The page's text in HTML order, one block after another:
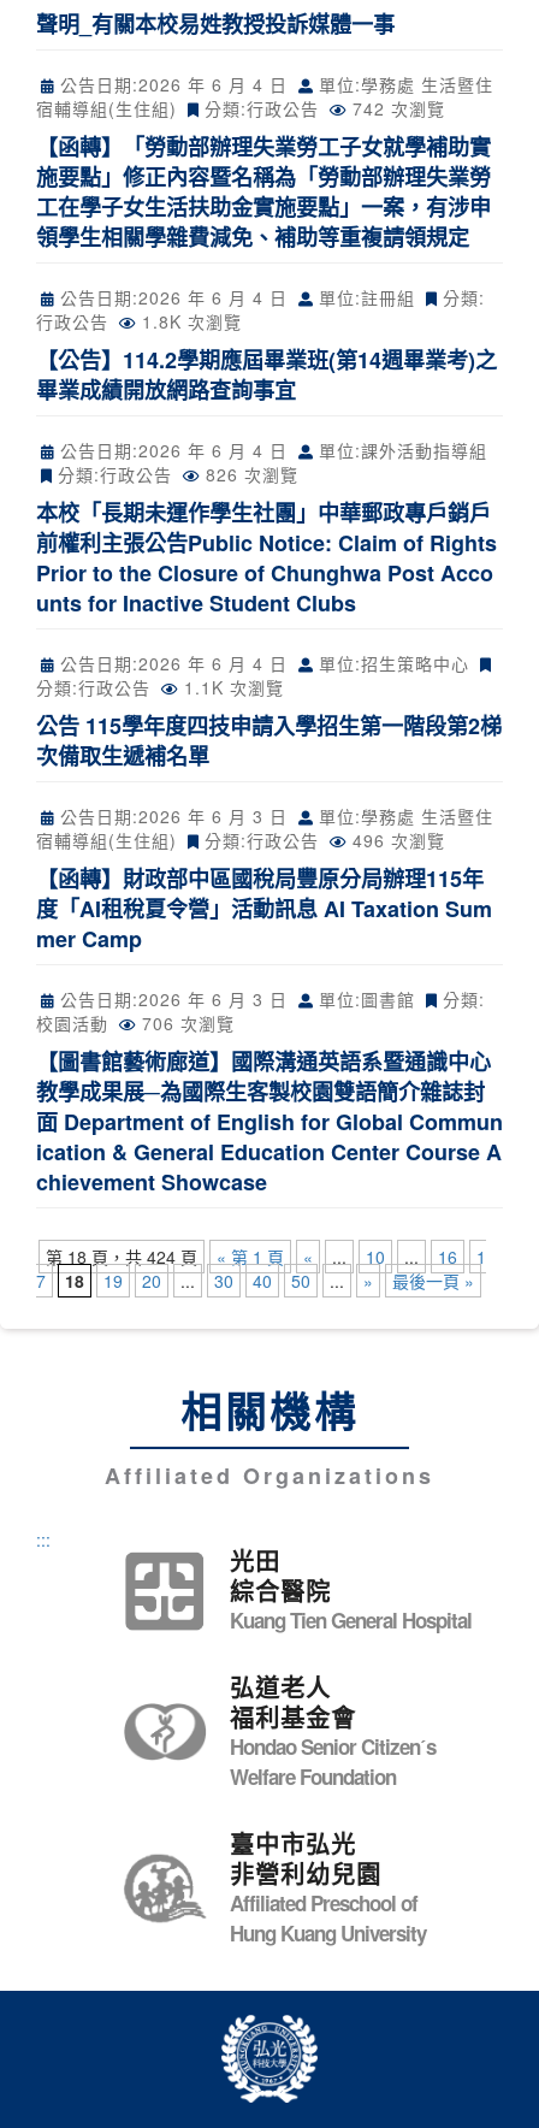
聲明_有關本校易姓教授投訴媒體一事
公告日期:2026 年 6 月 4 日
單位:學務處 生活暨住
宿輔導組(生住組)
分類:行政公告 742 次瀏覽
【函轉】「勞動部辦理失業勞工子女就學補助實
施要點」修正內容暨名稱為「勞動部辦理失業勞
工在學子女生活扶助金實施要點」一案，有涉申
領學生相關學雜費減免、補助等重複請領規定
公告日期:2026 年 6 月 4 日 單位:註冊組
分類:
行政公告
1.8K 次瀏覽
【公告】114.2學期應屆畢業班(第14週畢業考)之
畢業成績開放網路查詢事宜
公告日期:2026 年 6 月 4 日
單位:課外活動指導組
分類:行政公告 826 次瀏覽
本校「長期未運作學生社團」中華郵政專戶銷戶
前權利主張公告Public Notice: Claim of Rights
Prior to the Closure of Chunghwa Post Acco
unts for Inactive Student Clubs
公告日期:2026 年 6 月 4 日
單位:招生策略中心
分類:行政公告 1.1K 次瀏覽
公告 115學年度四技申請入學招生第一階段第2梯
次備取生遞補名單
公告日期:2026 年 6 月 3 日
單位:學務處 生活暨住
宿輔導組(生住組)
分類:行政公告 496 次瀏覽
【函轉】財政部中區國稅局豐原分局辦理115年
度「AI租稅夏令營」活動訊息 AI Taxation Sum
mer Camp
公告日期:2026 年 6 月 3 日 單位:圖書館
分類:
校園活動
706 次瀏覽
【圖書館藝術廊道】國際溝通英語系暨通識中心
教學成果展─為國際生客製校園雙語簡介雜誌封
面 Department of English for Global Commun
ication & General Education Center Course A
chievement Showcase
第 18 頁，共 424 頁 « 第 1 頁 « ... 10 ... 16
1
7
18 19 20 ... 30 40 50 ... » 最後一頁 »
相關機構
Affiliated Organizations
:::
光田
綜合醫院
Kuang Tien General Hospital
弘道老人
福利基金會
Hondao Senior Citizenˊs
Welfare Foundation
臺中市弘光
非營利幼兒園
Affiliated Preschool of
Hung Kuang University